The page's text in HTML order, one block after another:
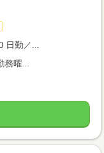
日勤／...
務曜...